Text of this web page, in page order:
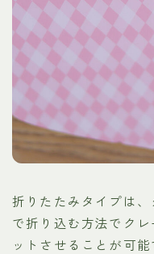
折りたたみタイプは
で折り込む方法でク
ットさせることが可能